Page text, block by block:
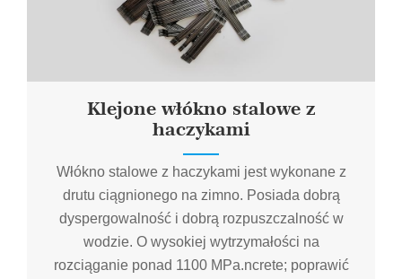
Klejone włókno stalowe z
haczykami
Włókno stalowe z haczykami jest wykonane z
drutu ciągnionego na zimno. Posiada dobrą
dyspergowalność i dobrą rozpuszczalność w
wodzie. O wysokiej wytrzymałości na
rozciąganie ponad 1100 MPa.ncrete; poprawić